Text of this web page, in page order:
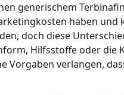
generischem
haben
doch diese
Hilfsstoffe oder
Vorgaben verlangen,